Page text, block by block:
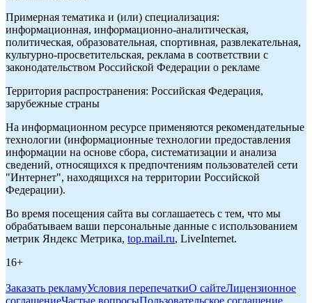
Примерная тематика и (или) специализация:
информационная, информационно-аналитическая,
политическая, образовательная, спортивная, развлекательная,
культурно-просветительская, реклама в соответствии с
законодательством Российской Федерации о рекламе
Территория распространения: Российская Федерация,
зарубежные страны
На информационном ресурсе применяются рекомендательные
технологии (информационные технологии предоставления
информации на основе сбора, систематизации и анализа
сведений, относящихся к предпочтениям пользователей сети
"Интернет", находящихся на территории Российской
Федерации).
Во время посещения сайта вы соглашаетесь с тем, что мы
обрабатываем ваши персональные данные с использованием
метрик Яндекс Метрика, top.mail.ru, LiveInternet.
16+
Заказать рекламуУсловия перепечаткиО сайтеЛицензионное
соглашениеЧастые вопросыПользовательское соглашение